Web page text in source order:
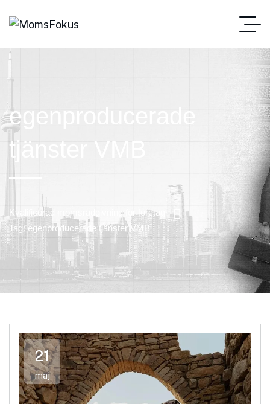
egenproducerade
tjänster VMB
Kvalificerad momsrådgivning för företag
Tag: egenproducerade tjänster VMB
21
maj